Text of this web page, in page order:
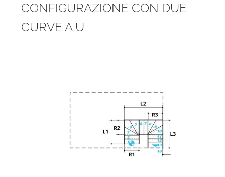
CONFIGURAZIONE CON DUE
CURVE A U